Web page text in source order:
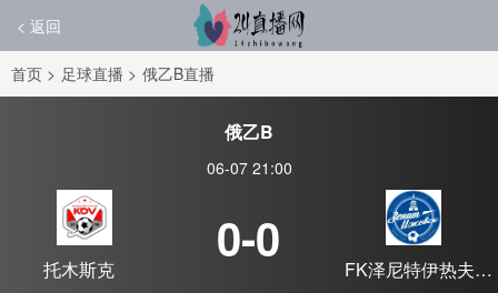
< 返回
首页 > 足球直播 > 俄乙B直播
俄乙B
06-07 21:00
托木斯克
0-0
FK泽尼特伊热夫斯